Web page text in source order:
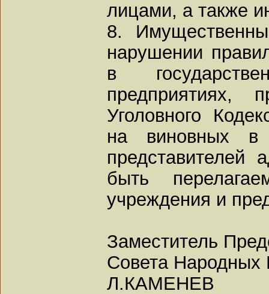
лицами, а также
8.
нарушении
в
предприятиях,
Уголовного
на виновных в
представителей
быть
учреждения и
Заместитель
Совета Народных
Л.КАМЕНЕВ